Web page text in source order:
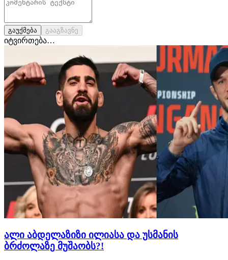
გაუქმება გააგზავნე
იტვირთება…
ალი აბდელაზიზი ილიასა და უსმანის
ბრძოლაზე მუშაობს?!